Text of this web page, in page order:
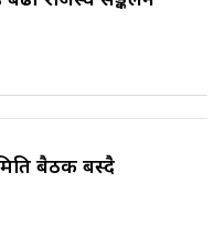
बैठक बस्दै